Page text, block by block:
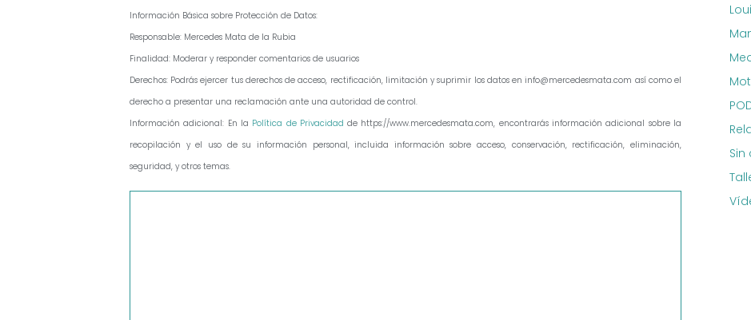
Información Básica sobre Protección de Datos:
Responsable: Mercedes Mata de la Rubia
Finalidad: Moderar y responder comentarios de usuarios
Derechos: Podrás ejercer tus derechos de acceso, rectificación, limitación y suprimir los datos en info@mercedesmata.com así como el
derecho a presentar una reclamación ante una autoridad de control.
Información adicional: En la Política de Privacidadde https://www.mercedesmata.com, encontrarás información adicional sobre la
recopilación y el uso de su información personal, incluida información sobre acceso, conservación, rectificación, eliminación,
seguridad, y otros temas.